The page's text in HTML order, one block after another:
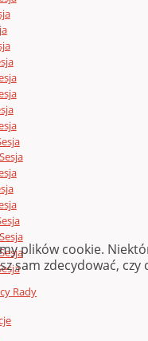
Rady
plików cookie.
sam zdecydować,